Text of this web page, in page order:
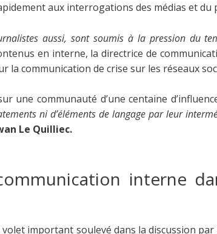
aux interrogations des médias et du
aussi, sont soumis à la pression du
en interne, la directrice de
la communication de crise sur les réseaux
une communauté d’une centaine
ni d’éléments de langage par leur
Le Quilliec.
interne
important soulevé dans la discussion